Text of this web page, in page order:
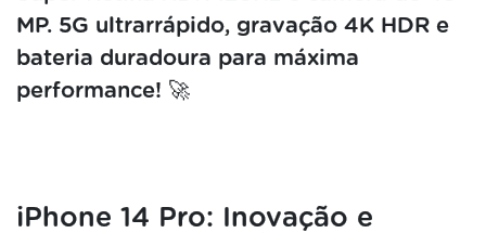
MP. 5G ultrarrápido, gravação 4K HDR e
bateria duradoura para máxima
performance! 🚀
iPhone 14 Pro: Inovação e